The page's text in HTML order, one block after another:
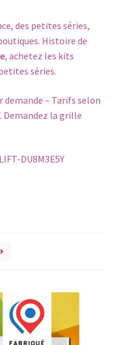
des petites séries,
Histoire de
, achetez les kits
séries.
demande – Tarifs selon
Demandez la grille
DU8M3E5Y